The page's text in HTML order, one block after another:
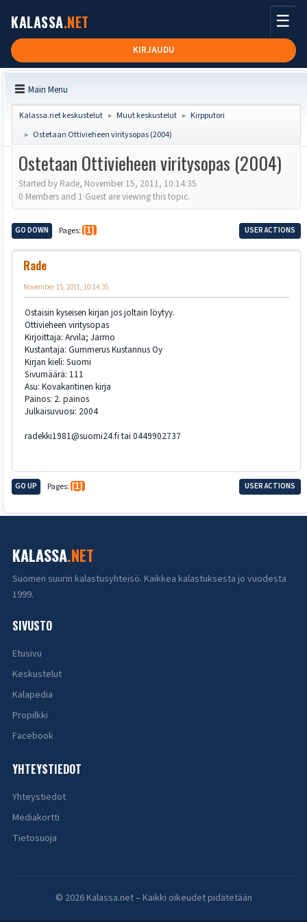
KALASSA.NET
KIRJAUDU
☰
Main Menu
Kalassa.net keskustelut ► Muut keskustelut ► Kirpputori
► Ostetaan Ottivieheen viritysopas (2004)
Ostetaan Ottivieheen viritysopas (2004)
Started by Rade, November 15, 2011, 10:14:35
0 Members and 1 Guest are viewing this topic.
GO DOWN Pages 1 USER ACTIONS
Rade
November 15, 2011, 10:14:35
Ostaisin kyseisen kirjan jos joltain löytyy.
Ottivieheen viritysopas
Kirjoittaja: Arvila; Jarmo
Kustantaja: Gummerus Kustannus Oy
Kirjan kieli: Suomi
Sivumäärä: 111
Asu: Kovakantinen kirja
Painos: 2. painos
Julkaisuvuosi: 2004
radekki1981@suomi24.fi tai 0449902737
GO UP Pages 1 USER ACTIONS
KALASSA.NET
Suomen suurin kalastusyhteisö. Kaikkea kalastuksesta jo vuodesta
1999.
SIVUSTO
Etusivu
Keskustelut
Kalapedia
Propilkki
Facebook
YHTEYSTIEDOT
Yhteystiedot
Mediakortti
Tietosuoja
© 2026 Kalassa.net – Kaikki oikeudet pidätetään